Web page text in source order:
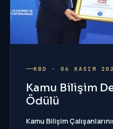
KBD · 06 KASIM
Kamu Bilişim
Ödülü
Kamu Bilişim